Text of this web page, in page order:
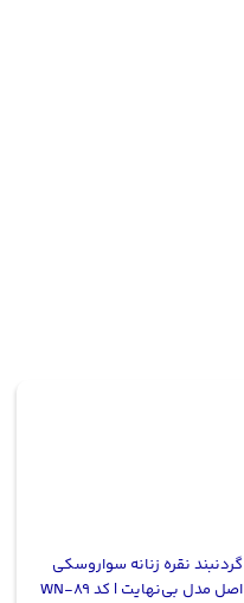
گردنبند نقره زنانه سواروسکی
اصل مدل بی‌نهایت | کد WN-89